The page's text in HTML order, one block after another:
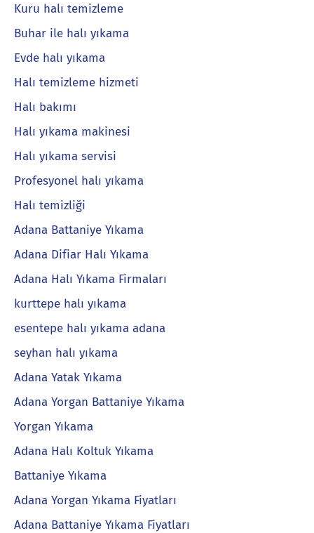
Kuru halı temizleme
Buhar ile halı yıkama
Evde halı yıkama
Halı temizleme hizmeti
Halı bakımı
Halı yıkama makinesi
Halı yıkama servisi
Profesyonel halı yıkama
Halı temizliği
Adana Battaniye Yıkama
Adana Difiar Halı Yıkama
Adana Halı Yıkama Firmaları
kurttepe halı yıkama
esentepe halı yıkama adana
seyhan halı yıkama
Adana Yatak Yıkama
Adana Yorgan Battaniye Yıkama
Yorgan Yıkama
Adana Halı Koltuk Yıkama
Battaniye Yıkama
Adana Yorgan Yıkama Fiyatları
Adana Battaniye Yıkama Fiyatları